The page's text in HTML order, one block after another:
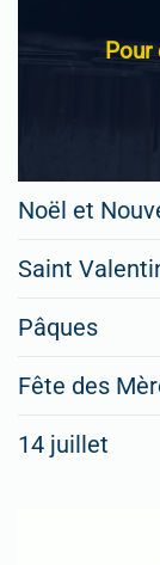
Pour
Noël et
Saint
Pâques
Fête des
14 juillet